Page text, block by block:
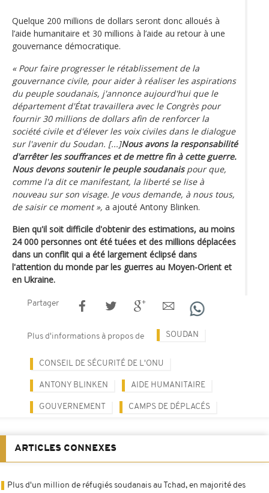
Quelque 200 millions de dollars seront donc alloués à
l’aide humanitaire et 30 millions à l’aide au retour à une
gouvernance démocratique.
« Pour faire progresser le rétablissement de la
gouvernance civile, pour aider à réaliser les aspirations
du peuple soudanais, j'annonce aujourd'hui que le
département d'État travaillera avec le Congrès pour
fournir 30 millions de dollars afin de renforcer la
société civile et d'élever les voix civiles dans le dialogue
sur l'avenir du Soudan. [...]Nous avons la responsabilité
d'arrêter les souffrances et de mettre fin à cette guerre.
Nous devons soutenir le peuple soudanaispour que,
comme l'a dit ce manifestant, la liberté se lise à
nouveau sur son visage. Je vous demande, à nous tous,
de saisir ce moment », a ajouté Antony Blinken.
Bien qu'il soit difficile d'obtenir des estimations, au moins
24 000 personnes ont été tuées et des millions déplacées
dans un conflit qui a été largement éclipsé dans
l'attention du monde par les guerres au Moyen-Orient et
en Ukraine.
Partager
Plus d'informations à propos de SOUDAN
CONSEIL DE SÉCURITÉ DE L'ONU
ANTONY BLINKEN AIDE HUMANITAIRE
GOUVERNEMENT CAMPS DE DÉPLACÉS
ARTICLES CONNEXES
Plus d'un million de réfugiés soudanais au Tchad, en majorité des